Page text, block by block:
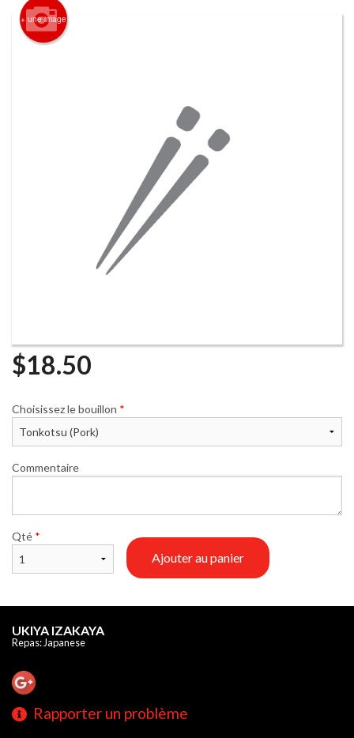
+ une image
$18.50
Choisissez le bouillon *
Commentaire
Qté *
Ajouter au panier
UKIYA IZAKAYA
Repas: Japanese
Rapporter un problème